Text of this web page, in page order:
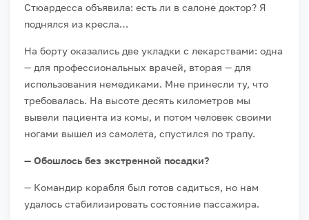
Стюардесса объявила: есть ли в салоне доктор? Я
поднялся из кресла…
На борту оказались две укладки с лекарствами: одна
— для профессиональных врачей, вторая — для
использования немедиками. Мне принесли ту, что
требовалась. На высоте десять километров мы
вывели пациента из комы, и потом человек своими
ногами вышел из самолета, спустился по трапу.
— Обошлось без экстренной посадки?
— Командир корабля был готов садиться, но нам
удалось стабилизировать состояние пассажира.